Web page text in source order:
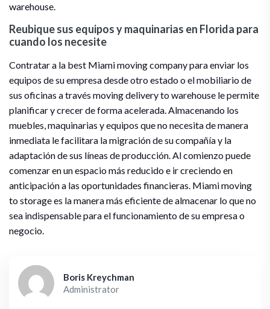
warehouse.
Reubique sus equipos y maquinarias en Florida para
cuando los necesite
Contratar a la best Miami moving company para enviar los
equipos de su empresa desde otro estado o el mobiliario de
sus oficinas a través moving delivery to warehouse le permite
planificar y crecer de forma acelerada. Almacenando los
muebles, maquinarias y equipos que no necesita de manera
inmediata le facilitara la migración de su compañía y la
adaptación de sus líneas de producción. Al comienzo puede
comenzar en un espacio más reducido e ir creciendo en
anticipación a las oportunidades financieras. Miami moving
to storage es la manera más eficiente de almacenar lo que no
sea indispensable para el funcionamiento de su empresa o
negocio.
Boris Kreychman
Administrator